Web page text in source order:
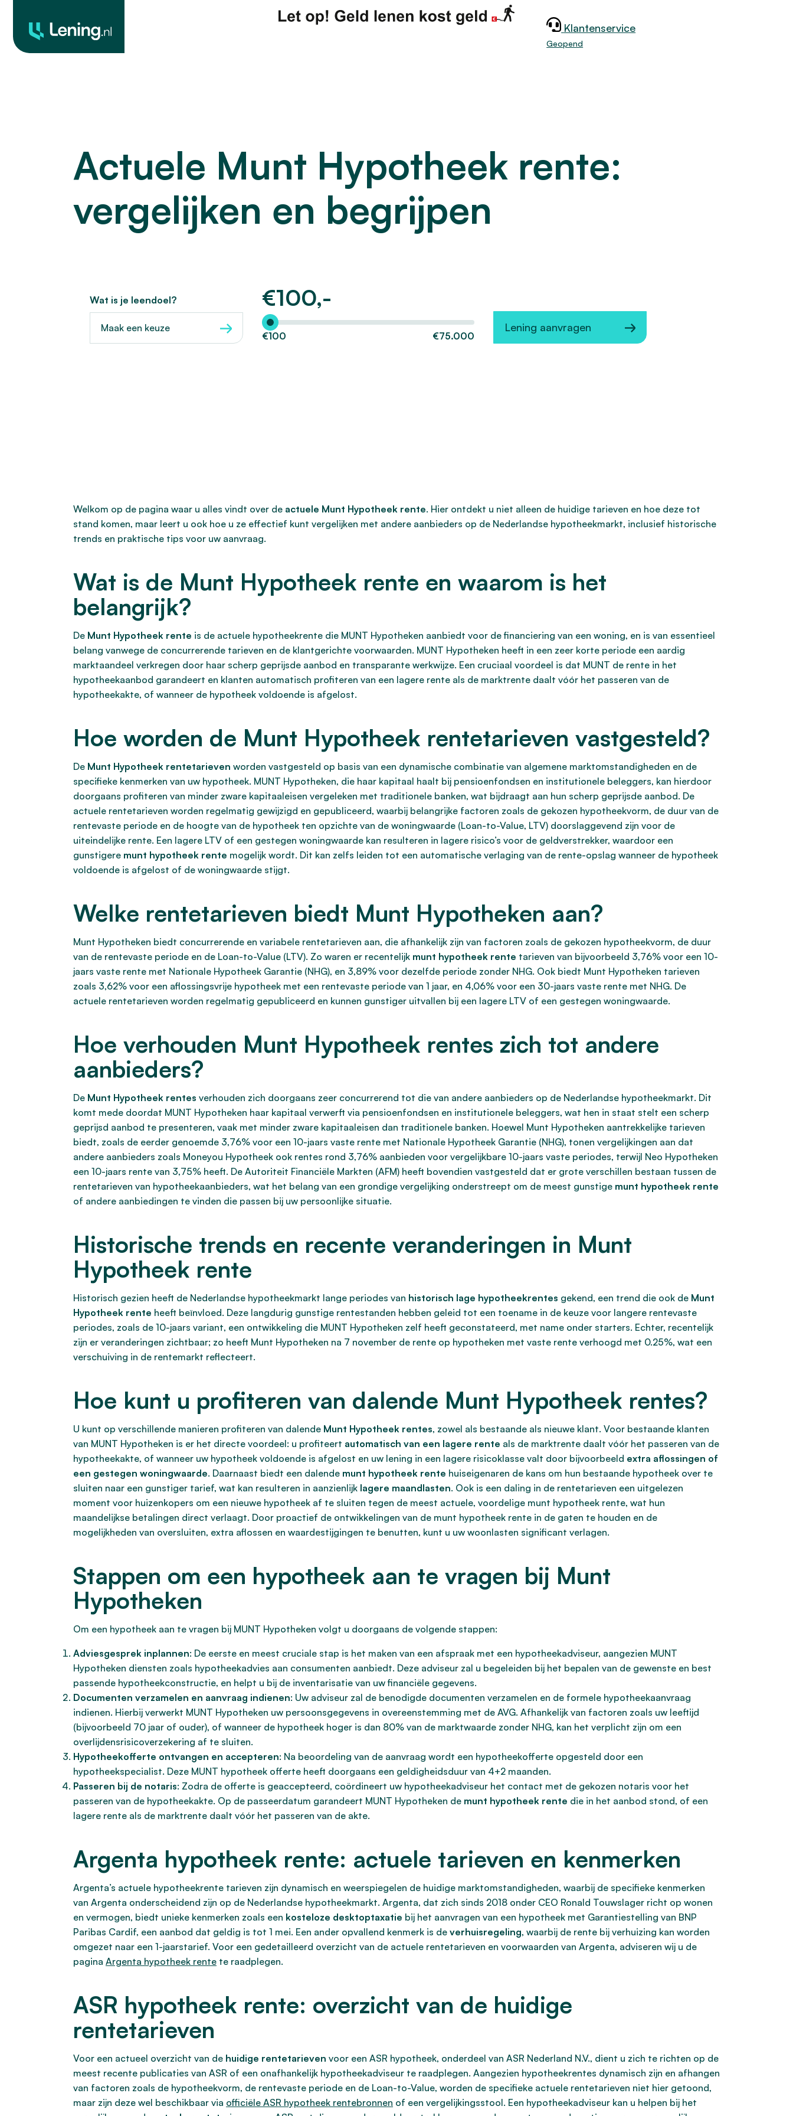
Klantenservice
Geopend
Actuele Munt Hypotheek rente:
vergelijken en begrijpen
Wat is je leendoel?
Maak een keuze
€100,-
Hoeveel wilt u lenen?
€100 €75.000
Lening aanvragen
Welkom op de pagina waar u alles vindt over de actuele Munt Hypotheek rente. Hier ontdekt u niet alleen de huidige tarieven en hoe deze tot
stand komen, maar leert u ook hoe u ze effectief kunt vergelijken met andere aanbieders op de Nederlandse hypotheekmarkt, inclusief historische
trends en praktische tips voor uw aanvraag.
Wat is de Munt Hypotheek rente en waarom is het
belangrijk?
De Munt Hypotheek rente is de actuele hypotheekrente die MUNT Hypotheken aanbiedt voor de financiering van een woning, en is van essentieel
belang vanwege de concurrerende tarieven en de klantgerichte voorwaarden. MUNT Hypotheken heeft in een zeer korte periode een aardig
marktaandeel verkregen door haar scherp geprijsde aanbod en transparante werkwijze. Een cruciaal voordeel is dat MUNT de rente in het
hypotheekaanbod garandeert en klanten automatisch profiteren van een lagere rente als de marktrente daalt vóór het passeren van de
hypotheekakte, of wanneer de hypotheek voldoende is afgelost.
Hoe worden de Munt Hypotheek rentetarieven vastgesteld?
De Munt Hypotheek rentetarieven worden vastgesteld op basis van een dynamische combinatie van algemene marktomstandigheden en de
specifieke kenmerken van uw hypotheek. MUNT Hypotheken, die haar kapitaal haalt bij pensioenfondsen en institutionele beleggers, kan hierdoor
doorgaans profiteren van minder zware kapitaaleisen vergeleken met traditionele banken, wat bijdraagt aan hun scherp geprijsde aanbod. De
actuele rentetarieven worden regelmatig gewijzigd en gepubliceerd, waarbij belangrijke factoren zoals de gekozen hypotheekvorm, de duur van de
rentevaste periode en de hoogte van de hypotheek ten opzichte van de woningwaarde (Loan-to-Value, LTV) doorslaggevend zijn voor de
uiteindelijke rente. Een lagere LTV of een gestegen woningwaarde kan resulteren in lagere risico’s voor de geldverstrekker, waardoor een
gunstigere munt hypotheek rente mogelijk wordt. Dit kan zelfs leiden tot een automatische verlaging van de rente-opslag wanneer de hypotheek
voldoende is afgelost of de woningwaarde stijgt.
Welke rentetarieven biedt Munt Hypotheken aan?
Munt Hypotheken biedt concurrerende en variabele rentetarieven aan, die afhankelijk zijn van factoren zoals de gekozen hypotheekvorm, de duur
van de rentevaste periode en de Loan-to-Value (LTV). Zo waren er recentelijk munt hypotheek rente tarieven van bijvoorbeeld 3,76% voor een 10-
jaars vaste rente met Nationale Hypotheek Garantie (NHG), en 3,89% voor dezelfde periode zonder NHG. Ook biedt Munt Hypotheken tarieven
zoals 3,62% voor een aflossingsvrije hypotheek met een rentevaste periode van 1 jaar, en 4,06% voor een 30-jaars vaste rente met NHG. De
actuele rentetarieven worden regelmatig gepubliceerd en kunnen gunstiger uitvallen bij een lagere LTV of een gestegen woningwaarde.
Hoe verhouden Munt Hypotheek rentes zich tot andere
aanbieders?
De Munt Hypotheek rentes verhouden zich doorgaans zeer concurrerend tot die van andere aanbieders op de Nederlandse hypotheekmarkt. Dit
komt mede doordat MUNT Hypotheken haar kapitaal verwerft via pensioenfondsen en institutionele beleggers, wat hen in staat stelt een scherp
geprijsd aanbod te presenteren, vaak met minder zware kapitaaleisen dan traditionele banken. Hoewel Munt Hypotheken aantrekkelijke tarieven
biedt, zoals de eerder genoemde 3,76% voor een 10-jaars vaste rente met Nationale Hypotheek Garantie (NHG), tonen vergelijkingen aan dat
andere aanbieders zoals Moneyou Hypotheek ook rentes rond 3,76% aanbieden voor vergelijkbare 10-jaars vaste periodes, terwijl Neo Hypotheken
een 10-jaars rente van 3,75% heeft. De Autoriteit Financiële Markten (AFM) heeft bovendien vastgesteld dat er grote verschillen bestaan tussen de
rentetarieven van hypotheekaanbieders, wat het belang van een grondige vergelijking onderstreept om de meest gunstige munt hypotheek rente
of andere aanbiedingen te vinden die passen bij uw persoonlijke situatie.
Historische trends en recente veranderingen in Munt
Hypotheek rente
Historisch gezien heeft de Nederlandse hypotheekmarkt lange periodes van historisch lage hypotheekrentes gekend, een trend die ook de Munt
Hypotheek rente heeft beïnvloed. Deze langdurig gunstige rentestanden hebben geleid tot een toename in de keuze voor langere rentevaste
periodes, zoals de 10-jaars variant, een ontwikkeling die MUNT Hypotheken zelf heeft geconstateerd, met name onder starters. Echter, recentelijk
zijn er veranderingen zichtbaar; zo heeft Munt Hypotheken na 7 november de rente op hypotheken met vaste rente verhoogd met 0.25%, wat een
verschuiving in de rentemarkt reflecteert.
Hoe kunt u profiteren van dalende Munt Hypotheek rentes?
U kunt op verschillende manieren profiteren van dalende Munt Hypotheek rentes, zowel als bestaande als nieuwe klant. Voor bestaande klanten
van MUNT Hypotheken is er het directe voordeel: u profiteert automatisch van een lagere rente als de marktrente daalt vóór het passeren van de
hypotheekakte, of wanneer uw hypotheek voldoende is afgelost en uw lening in een lagere risicoklasse valt door bijvoorbeeld extra aflossingen of
een gestegen woningwaarde. Daarnaast biedt een dalende munt hypotheek rente huiseigenaren de kans om hun bestaande hypotheek over te
sluiten naar een gunstiger tarief, wat kan resulteren in aanzienlijk lagere maandlasten. Ook is een daling in de rentetarieven een uitgelezen
moment voor huizenkopers om een nieuwe hypotheek af te sluiten tegen de meest actuele, voordelige munt hypotheek rente, wat hun
maandelijkse betalingen direct verlaagt. Door proactief de ontwikkelingen van de munt hypotheek rente in de gaten te houden en de
mogelijkheden van oversluiten, extra aflossen en waardestijgingen te benutten, kunt u uw woonlasten significant verlagen.
Stappen om een hypotheek aan te vragen bij Munt
Hypotheken
Om een hypotheek aan te vragen bij MUNT Hypotheken volgt u doorgaans de volgende stappen:
Adviesgesprek inplannen: De eerste en meest cruciale stap is het maken van een afspraak met een hypotheekadviseur, aangezien MUNT
Hypotheken diensten zoals hypotheekadvies aan consumenten aanbiedt. Deze adviseur zal u begeleiden bij het bepalen van de gewenste en best
passende hypotheekconstructie, en helpt u bij de inventarisatie van uw financiële gegevens.
Documenten verzamelen en aanvraag indienen: Uw adviseur zal de benodigde documenten verzamelen en de formele hypotheekaanvraag
indienen. Hierbij verwerkt MUNT Hypotheken uw persoonsgegevens in overeenstemming met de AVG. Afhankelijk van factoren zoals uw leeftijd
(bijvoorbeeld 70 jaar of ouder), of wanneer de hypotheek hoger is dan 80% van de marktwaarde zonder NHG, kan het verplicht zijn om een
overlijdensrisicoverzekering af te sluiten.
Hypotheekofferte ontvangen en accepteren: Na beoordeling van de aanvraag wordt een hypotheekofferte opgesteld door een
hypotheekspecialist. Deze MUNT hypotheek offerte heeft doorgaans een geldigheidsduur van 4+2 maanden.
Passeren bij de notaris: Zodra de offerte is geaccepteerd, coördineert uw hypotheekadviseur het contact met de gekozen notaris voor het
passeren van de hypotheekakte. Op de passeerdatum garandeert MUNT Hypotheken de munt hypotheek rente die in het aanbod stond, of een
lagere rente als de marktrente daalt vóór het passeren van de akte.
Argenta hypotheek rente: actuele tarieven en kenmerken
Argenta’s actuele hypotheekrente tarieven zijn dynamisch en weerspiegelen de huidige marktomstandigheden, waarbij de specifieke kenmerken
van Argenta onderscheidend zijn op de Nederlandse hypotheekmarkt. Argenta, dat zich sinds 2018 onder CEO Ronald Touwslager richt op wonen
en vermogen, biedt unieke kenmerken zoals een kosteloze desktoptaxatie bij het aanvragen van een hypotheek met Garantiestelling van BNP
Paribas Cardif, een aanbod dat geldig is tot 1 mei. Een ander opvallend kenmerk is de verhuisregeling, waarbij de rente bij verhuizing kan worden
omgezet naar een 1-jaarstarief. Voor een gedetailleerd overzicht van de actuele rentetarieven en voorwaarden van Argenta, adviseren wij u de
pagina Argenta hypotheek rente te raadplegen.
ASR hypotheek rente: overzicht van de huidige
rentetarieven
Voor een actueel overzicht van de huidige rentetarieven voor een ASR hypotheek, onderdeel van ASR Nederland N.V., dient u zich te richten op de
meest recente publicaties van ASR of een onafhankelijk hypotheekadviseur te raadplegen. Aangezien hypotheekrentes dynamisch zijn en afhangen
van factoren zoals de hypotheekvorm, de rentevaste periode en de Loan-to-Value, worden de specifieke actuele rentetarieven niet hier getoond,
maar zijn deze wel beschikbaar via officiële ASR hypotheek rentebronnen of een vergelijkingsstool. Een hypotheekadviseur kan u helpen bij het